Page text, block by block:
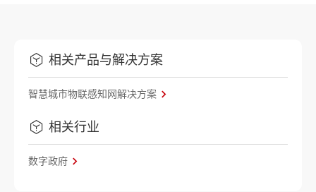
相关产品与解决方案
智慧城市物联感知网解决方案
相关行业
数字政府